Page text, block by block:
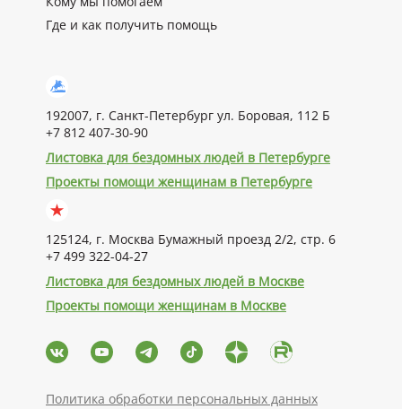
Где и как получить помощь
192007, г. Санкт-Петербург ул. Боровая, 112 Б
+7 812 407-30-90
Листовка для бездомных людей в Петербурге
Проекты помощи женщинам в Петербурге
125124, г. Москва Бумажный проезд 2/2, стр. 6
+7 499 322-04-27
Листовка для бездомных людей в Москве
Проекты помощи женщинам в Москве
Политика обработки персональных данных